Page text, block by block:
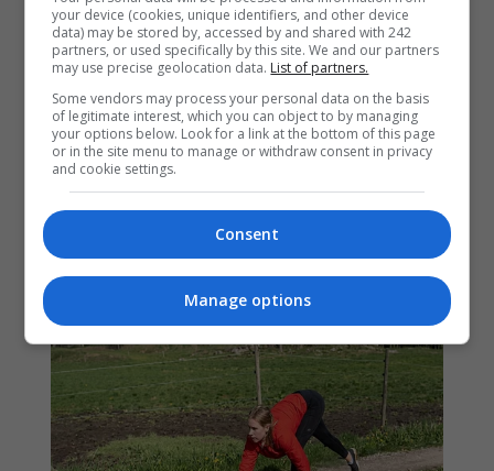
your device (cookies, unique identifiers, and other device
data) may be stored by, accessed by and shared with 242
partners, or used specifically by this site. We and our partners
may use precise geolocation data. List of partners.
Some vendors may process your personal data on the basis
of legitimate interest, which you can object to by managing
your options below. Look for a link at the bottom of this page
or in the site menu to manage or withdraw consent in privacy
and cookie settings.
Consent
Manage options